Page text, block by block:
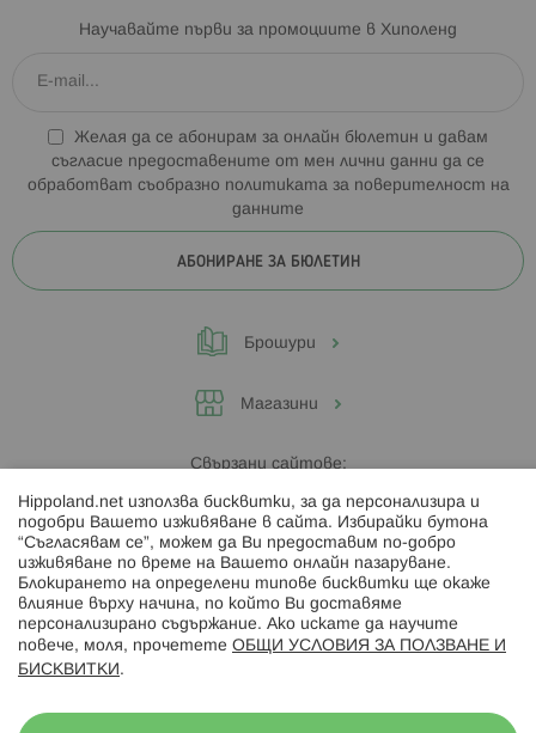
Научавайте първи за промоциите в Хиполенд
Желая да се абонирам за онлайн бюлетин и давам
съгласие предоставените от мен лични данни да се
обработват съобразно политиката за поверителност на
данните
АБОНИРАНЕ ЗА БЮЛЕТИН
Брошури
Магазини
Свързани сайтове:
Hippoland.ro
Последвайте ни:
Hippoland.net използва бисквитки, за да персонализира и
подобри Вашето изживяване в сайта. Избирайки бутона
“Съгласявам се”, можем да Ви предоставим по-добро
изживяване по време на Вашето онлайн пазаруване.
Блокирането на определени типове бисквитки ще окаже
влияние върху начина, по който Ви доставяме
персонализирано съдържание. Ако искате да научите
повече, моля, прочетете ОБЩИ УСЛОВИЯ ЗА ПОЛЗВАНЕ И
БИСКВИТКИ .